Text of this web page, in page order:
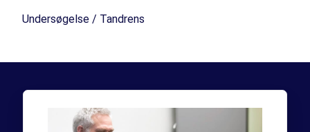
Undersøgelse / Tandrens